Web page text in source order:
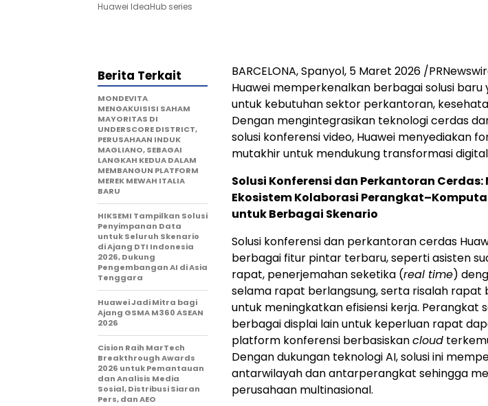
Huawei IdeaHub series
BARCELONA, Spanyol, 5 Maret 2026 /
Huawei memperkenalkan berbagai solusi baru
untuk kebutuhan sektor perkantoran,
Dengan mengintegrasikan teknologi cerdas
solusi konferensi video, Huawei menyediakan
mutakhir untuk mendukung transformasi
Solusi Konferensi dan Perkantoran
Ekosistem Kolaborasi
untuk Berbagai Skenario
Solusi konferensi dan perkantoran cerdas
berbagai fitur pintar terbaru, seperti asisten
rapat, penerjemahan seketika (real time)
selama rapat berlangsung, serta risalah rapat
untuk meningkatkan efisiensi kerja. Perangkat
berbagai displai lain untuk keperluan rapat
platform konferensi berbasiskancloud
Dengan dukungan teknologi AI, solusi ini
antarwilayah dan antarperangkat sehingga
perusahaan multinasional.
Berita Terkait
MONDEVITA
MENGAKUISISI SAHAM
MAYORITAS DI
UNDERSCORE DISTRICT,
PERUSAHAAN INDUK
MAGLIANO, SEBAGAI
LANGKAH KEDUA DALAM
MEMBANGUN PLATFORM
MEREK MEWAH ITALIA
BARU
HIKSEMI Tampilkan Solusi
Penyimpanan Data
untuk Seluruh Skenario
di Ajang DTI Indonesia
2026, Dukung
Pengembangan AI di Asia
Tenggara
Huawei Jadi Mitra bagi
Ajang GSMA M360 ASEAN
2026
Cision Raih MarTech
Breakthrough Awards
2026 untuk Pemantauan
dan Analisis Media
Sosial, Distribusi Siaran
Pers, dan AEO